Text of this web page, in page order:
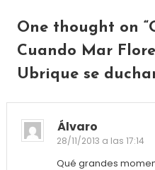
One thought on “
Cuando Mar
Ubrique se
Álvaro
28/11/2013 a las 17:14
Qué grandes